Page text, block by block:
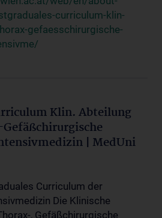
curriculum-klin-
gefaesschirurgische-
Klin. Abteilung
| MedUni
Curriculum der
Die Klinische
, Gefäßchirurgische